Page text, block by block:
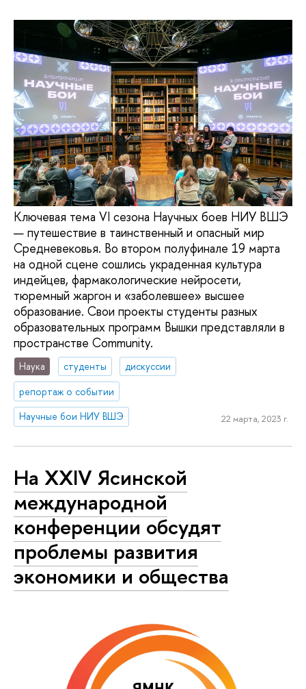
Ключевая тема VI сезона Научных боев НИУ ВШЭ
— путешествие в таинственный и опасный мир
Средневековья. Во втором полуфинале 19 марта
на одной сцене сошлись украденная культура
индейцев, фармакологические нейросети,
тюремный жаргон и «заболевшее» высшее
образование. Свои проекты студенты разных
образовательных программ Вышки представляли в
пространстве Community.
Наука студенты
дискуссии
репортаж о событии
Научные бои НИУ ВШЭ
22 марта, 2023 г.
На XXIV Ясинской
международной
конференции обсудят
проблемы развития
экономики и общества